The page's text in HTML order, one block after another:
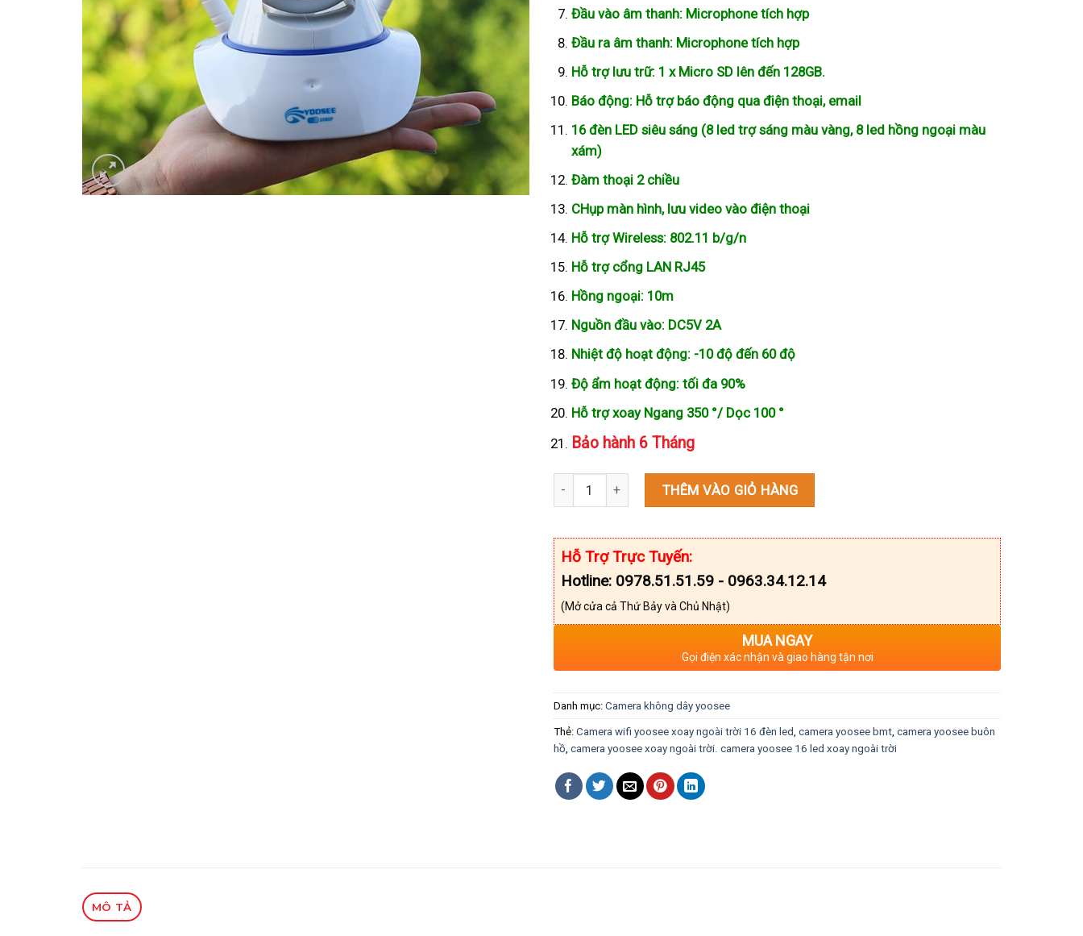
Đầu vào âm thanh: Microphone tích hợp
Đầu ra âm thanh: Microphone tích hợp
Hỗ trợ lưu trữ: 1 x Micro SD lên đến 128GB.
Báo động: Hỗ trợ báo động qua điện thoại, email
16 đèn LED siêu sáng (8 led trợ sáng màu vàng, 8 led hồng ngoại màu
xám)
Đàm thoại 2 chiều
CHụp màn hình, lưu video vào điện thoại
Hỗ trợ Wireless: 802.11 b/g/n
Hỗ trợ cổng LAN RJ45
Hồng ngoại: 10m
Nguồn đầu vào: DC5V 2A
Nhiệt độ hoạt động: -10 độ đến 60 độ
Độ ẩm hoạt động: tối đa 90%
Hỗ trợ xoay Ngang 350 °/ Dọc 100 °
Bảo hành 6 Tháng
Camera wifi yoosee xoay ngoài trời 16 đèn LED số lượng
THÊM VÀO GIỎ HÀNG
Hỗ Trợ Trực Tuyến:
Hotline: 0978.51.51.59 - 0963.34.12.14
(Mở cửa cả Thứ Bảy và Chủ Nhật)
MUA NGAY
Gọi điện xác nhận và giao hàng tận nơi
Danh mục: Camera không dây yoosee
Thẻ: Camera wifi yoosee xoay ngoài trời 16 đèn led, camera yoosee bmt, camera yoosee buôn
hồ, camera yoosee xoay ngoài trời. camera yoosee 16 led xoay ngoài trời
MÔ TẢ